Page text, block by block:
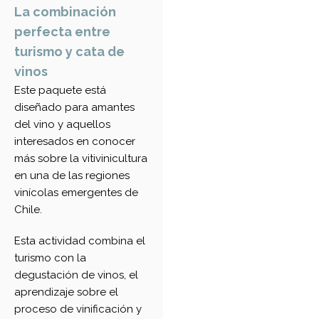
La combinación
perfecta entre
turismo y cata de
vinos
Este paquete está
diseñado para amantes
del vino y aquellos
interesados en conocer
más sobre la vitivinicultura
en una de las regiones
vinícolas emergentes de
Chile.
Esta actividad combina el
turismo con la
degustación de vinos, el
aprendizaje sobre el
proceso de vinificación y